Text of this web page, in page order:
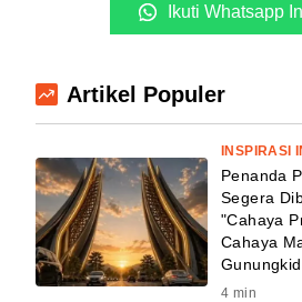
Ikuti Whatsapp
Artikel Populer
Penanda
Segera
"Cahaya
Cahaya
4 min